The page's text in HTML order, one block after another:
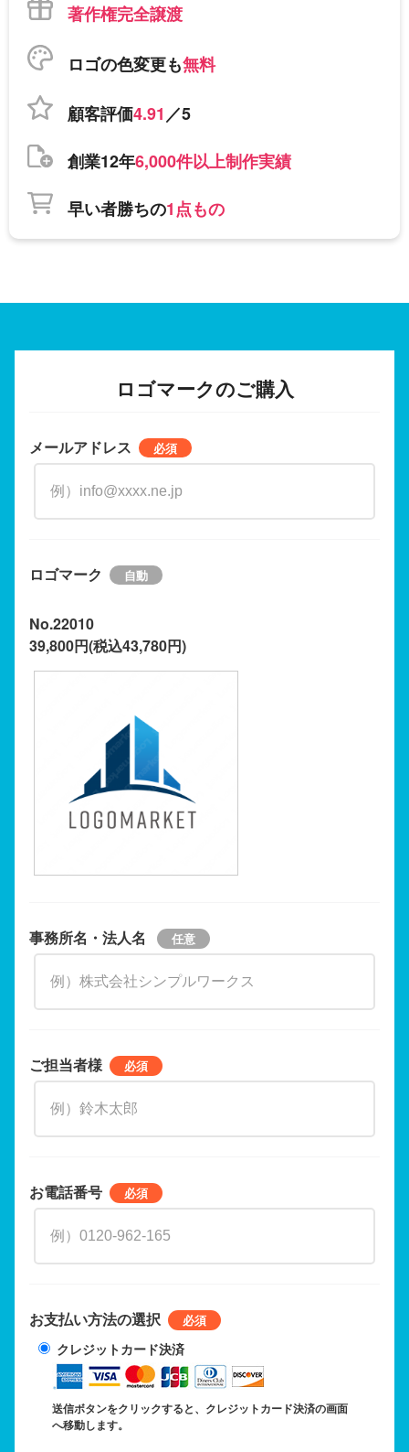
著作権完全譲渡
ロゴの色変更も無料
顧客評価4.91／5
創業12年6,000件以上制作実績
早い者勝ちの1点もの
ロゴマークのご購入
メールアドレス
ロゴマーク
No.22010
39,800円(税込43,780円)
事務所名・法人名
ご担当者様
お電話番号
お支払い方法の選択
クレジットカード決済
送信ボタンをクリックすると、クレジットカード決済の画面
へ移動します。